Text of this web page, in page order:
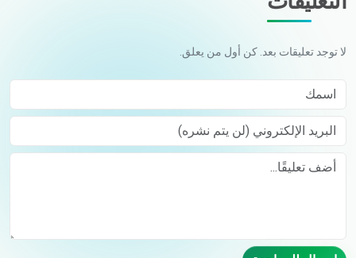
لا توجد تعليقات بعد. كن أول من يعلق.
اسمك
البريد الإلكتروني (لن يتم نشره)